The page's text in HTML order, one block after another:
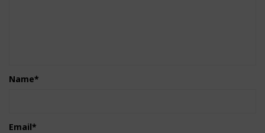
Name*
Email*